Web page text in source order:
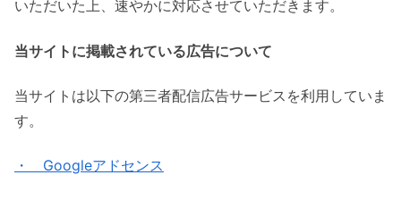
いただいた上、速やかに対応させていただきます。
当サイトに掲載されている広告について
当サイトは以下の第三者配信広告サービスを利用していま
す。
・ Googleアドセンス